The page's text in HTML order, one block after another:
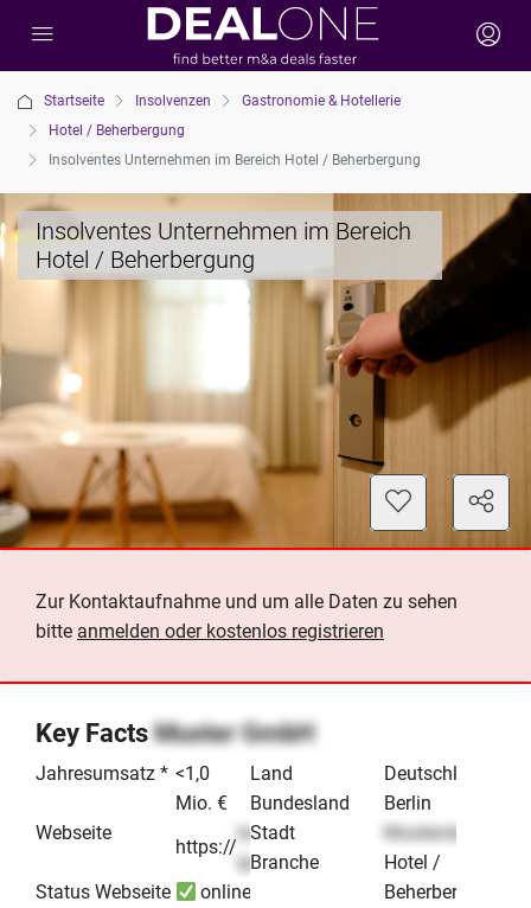
Startseite Insolvenzen
Gastronomie & Hotellerie
Hotel / Beherbergung
Insolventes Unternehmen im Bereich Hotel / Beherbergung
Insolventes Unternehmen im Bereich
Hotel / Beherbergung
Zur Kontaktaufnahme und um alle Daten zu sehen
bitte anmelden oder kostenlos registrieren
Key FactsMuster GmbH
Jahresumsatz * <1,0
Mio. €
Webseite
https://
lorem-
ipsum
.de
Status Webseite
online -
Land
Deutschland
Bundesland
Berlin
Stadt
Musterstadt
Branche
Hotel /
Beherbergung